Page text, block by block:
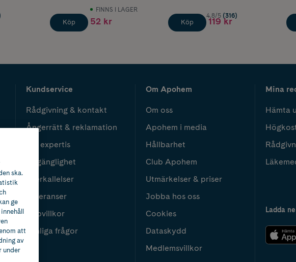
Köp
FINNS I LAGER
52 kr Köp
4.8/5 (316)
119 kr
Kundservice
Rådgivning & kontakt
Ångerrätt & reklamation
Vår expertis
Tillgänglighet
Återkallelser
Leveranser
Köpvillkor
Vanliga frågor
Om Apohem
Om oss
Apohem i media
Hållbarhet
Club Apohem
Utmärkelser & priser
Jobba hos oss
Cookies
Dataskydd
Medlemsvillkor
Mina
Hämta
Ladda
ska.
ge
att
av
under